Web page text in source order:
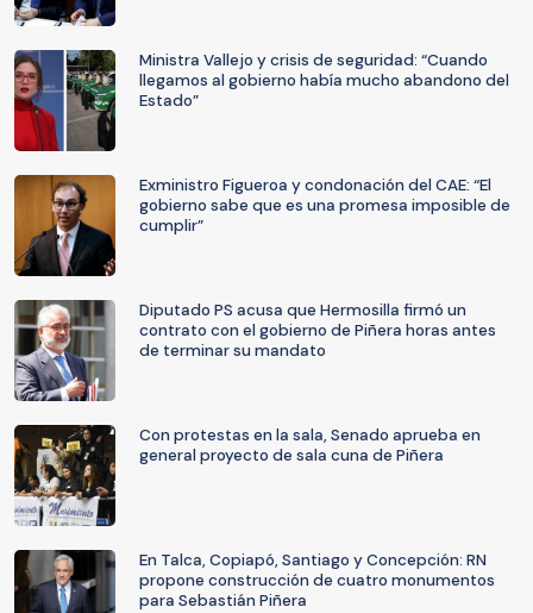
Ministra Vallejo y crisis de seguridad: “Cuando
llegamos al gobierno había mucho abandono del
Estado”
Exministro Figueroa y condonación del CAE: “El
gobierno sabe que es una promesa imposible de
cumplir”
Diputado PS acusa que Hermosilla firmó un
contrato con el gobierno de Piñera horas antes
de terminar su mandato
Con protestas en la sala, Senado aprueba en
general proyecto de sala cuna de Piñera
En Talca, Copiapó, Santiago y Concepción: RN
propone construcción de cuatro monumentos
para Sebastián Piñera